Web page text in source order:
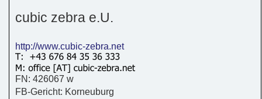
cubic zebra e.U.
http://www.cubic-zebra.net
FN: 426067 w
FB-Gericht: Korneuburg